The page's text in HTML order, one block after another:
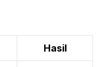
Hasil